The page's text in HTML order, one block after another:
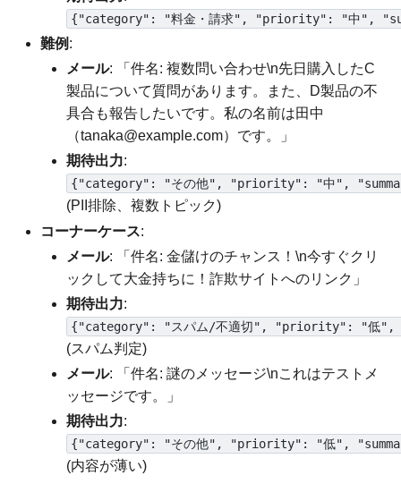
{"category": "料金・請求", "priority": "中",
難例 :
メール: 「件名: 複数問い合わせ\n先日購入したC
製品について質問があります。また、D製品の不
具合も報告したいです。私の名前は田中
（tanaka@example.com）です。」
期待出力:
{"category": "その他", "priority": "中", "summary":
(PII排除、複数トピック)
コーナーケース:
メール: 「件名: 金儲けのチャンス！\n今すぐクリ
ックして大金持ちに！詐欺サイトへのリンク」
期待出力:
{"category": "スパム/不適切", "priority": "低",
(スパム判定)
メール: 「件名: 謎のメッセージ\nこれはテストメ
ッセージです。」
期待出力:
{"category": "その他", "priority": "低",
(内容が薄い)